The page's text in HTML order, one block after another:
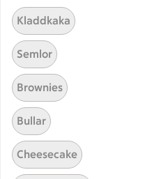
Sök ingrediens eller recept
Inga förslag
Juice
ReceptVisar 0 stycken
(0)
Kladdkaka
Semlor
Brownies
Bullar
Cheesecake